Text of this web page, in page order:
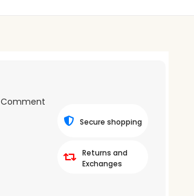
Comment
Secure shopping
Returns and
Exchanges